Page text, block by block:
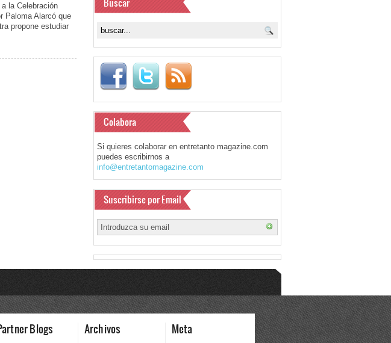
la Celebración
Paloma Alarcó que
propone estudiar
Colabora
Si quieres colaborar en entretanto magazine.com
puedes escribirnos a
info@entretantomagazine.com
Suscribirse por Email
Blogs Archivos Meta